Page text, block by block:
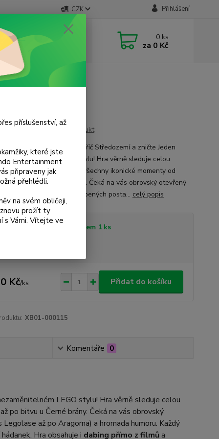
CZK Přihlášení
rady? Zavolejte.
751 266
15:00-20:00 hod.)
0 ks
za 0 Kč
Ohodnotit produkt
na epickou výpravu napříč Středozemí a zničte Jeden
nezaměnitelném LEGO stylu! Hra věrně sleduje celou
trilogii, takže si prožijete všechny ikonické momenty od
až po bitvu u Černé brány. Čeká na vás obrovský otevřený
desítky oblíbených posta... celý popis
Skladem 1 ks
Kč/ks Přidat do košíku
XB01-000115
Komentáře 0
LEGO stylu! Hra věrně sleduje celou
po bitvu u Černé brány. Čeká na vás obrovský
až po Aragorna) a hromada humoru. Každý
Hra obsahuje i dabing přímo z filmůa
příslušenství, až
které jste
Entertainment
připraveny jak
přehlédli.
na svém obličeji,
prožít ty
s Vámi. Vítejte ve